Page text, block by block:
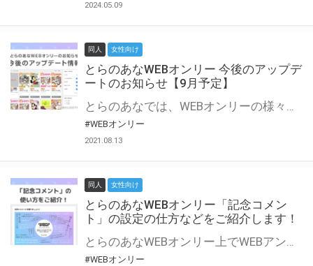
2024.05.09
同人 女性向け
とらのあなWEBオンリー 今後のアップデ
ートのお知らせ【9月予定】
とらのあなでは、WEBオンリーの様々な支援を実施しています。 今回は2021年9月に実装を予定しているアップデート情報についてご紹介いたします。 とらのあなWEBオンリーサイトはこちら
#WEBオンリー
2021.08.13
同人 女性向け
とらのあなWEBオンリー「記念コメン
ト」の設定の仕方などをご紹介します！
とらのあなWEBオンリー上でWEBアンソロジーが作成できる「記念コメント」について、その使い方や作成手順を解説します！ 支援タイプを「サークル参加型」「サークル参加型・マルシェ(イベント会場)機能付き」でお申し込みいただいている主催者様はぜひご活用ください♪ とらのあなWEBオンリーサイトはこちら
#WEBオンリー